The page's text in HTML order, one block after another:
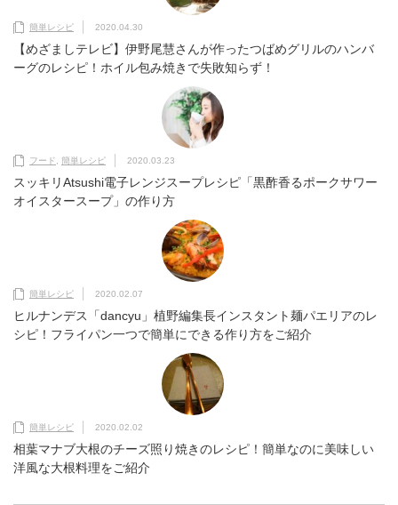
簡単レシピ 2020.04.30
【めざましテレビ】伊野尾慧さんが作ったつばめグリルのハンバ
ーグのレシピ！ホイル包み焼きで失敗知らず！
フード 簡単レシピ 2020.03.23
スッキリAtsushi電子レンジスープレシピ「黒酢香るポークサワー
オイスタースープ」の作り方
簡単レシピ 2020.02.07
ヒルナンデス「dancyu」植野編集長インスタント麺パエリアのレ
シピ！フライパン一つで簡単にできる作り方をご紹介
簡単レシピ 2020.02.02
相葉マナブ大根のチーズ照り焼きのレシピ！簡単なのに美味しい
洋風な大根料理をご紹介